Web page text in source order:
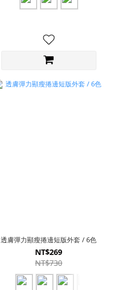
透膚彈力顯瘦捲邊短版外套 / 6色
NT$269
NT$730